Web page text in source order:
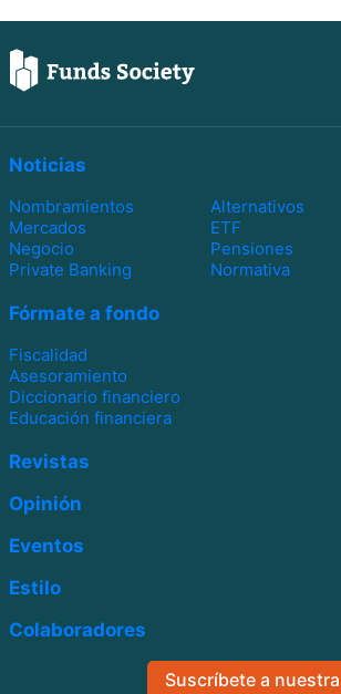
Noticias
Nombramientos
Alternativos
Mercados
ETF
Negocio
Pensiones
Private Banking
Normativa
Fórmate a fondo
Fiscalidad
Asesoramiento
Diccionario financiero
Educación financiera
Revistas
Opinión
Eventos
Estilo
Colaboradores
Suscríbete a